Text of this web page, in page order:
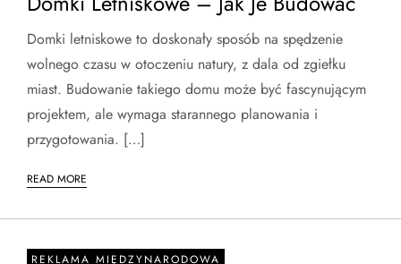
Domki letniskowe to doskonały sposób na spędzenie
wolnego czasu w otoczeniu natury, z dala od zgiełku
miast. Budowanie takiego domu może być fascynującym
projektem, ale wymaga starannego planowania i
przygotowania. […]
READ MORE
REKLAMA MIĘDZYNARODOWA